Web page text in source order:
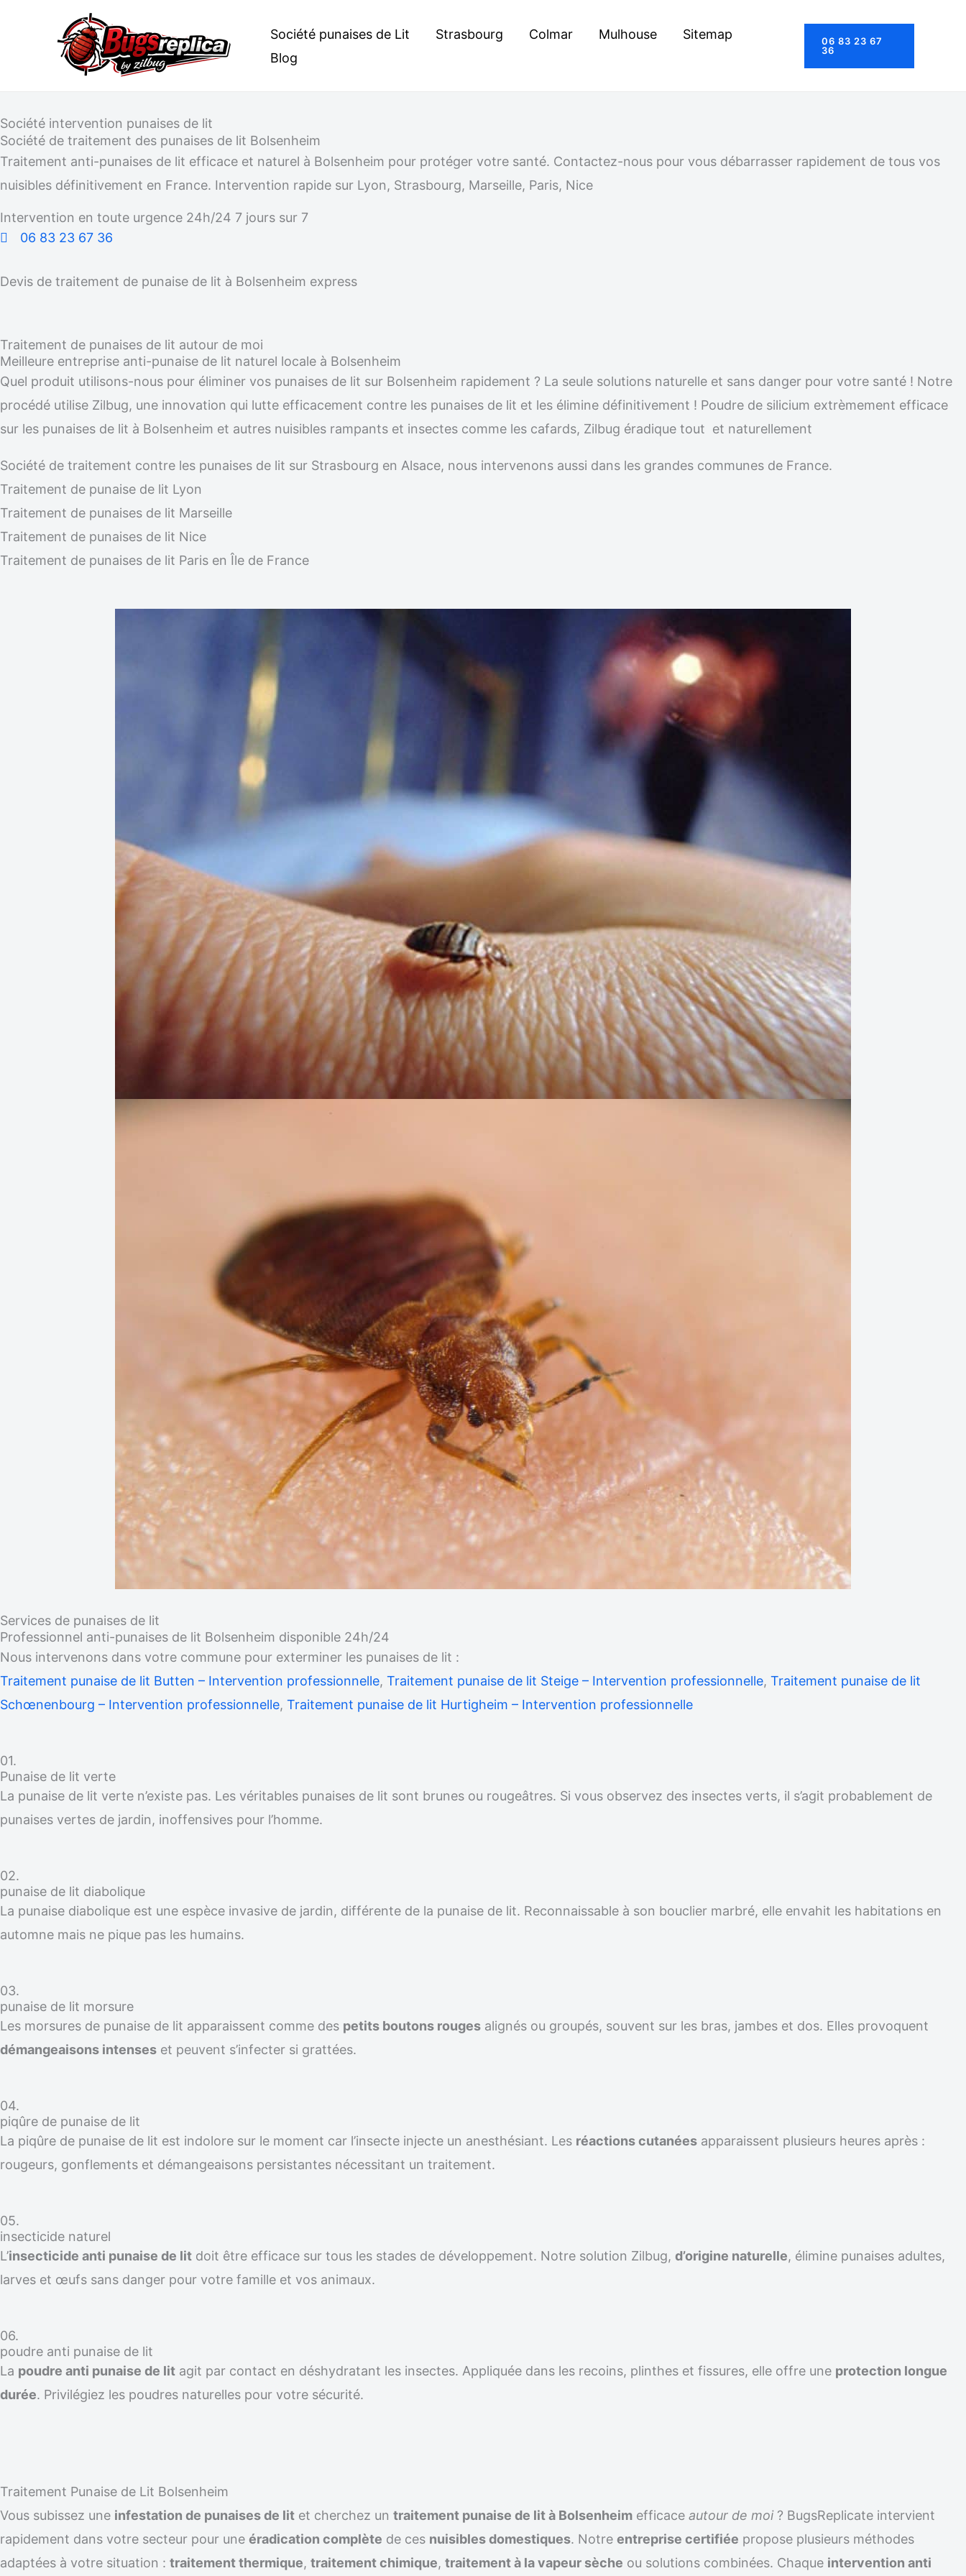
Société punaises de Lit Strasbourg Colmar Mulhouse
Sitemap
Blog
06 83 23 67
36
Société intervention punaises de lit
Société de traitement des punaises de lit Bolsenheim
Traitement anti-punaises de lit efficace et naturel à Bolsenheim pour protéger votre santé. Contactez-nous pour vous débarrasser rapidement de tous vos
nuisibles définitivement en France. Intervention rapide sur Lyon, Strasbourg, Marseille, Paris, Nice
Intervention en toute urgence 24h/24 7 jours sur 7
06 83 23 67 36
Devis de traitement de punaise de lit à Bolsenheim express
Traitement de punaises de lit autour de moi
Meilleure entreprise anti-punaise de lit naturel locale à Bolsenheim
Quel produit utilisons-nous pour éliminer vos punaises de lit sur Bolsenheim rapidement ? La seule solutions naturelle et sans danger pour votre santé ! Notre
procédé utilise Zilbug, une innovation qui lutte efficacement contre les punaises de lit et les élimine définitivement ! Poudre de silicium extrèmement efficace
sur les punaises de lit à Bolsenheim et autres nuisibles rampants et insectes comme les cafards, Zilbug éradique tout et naturellement
Société de traitement contre les punaises de lit sur Strasbourg en Alsace, nous intervenons aussi dans les grandes communes de France.
Traitement de punaise de lit Lyon
Traitement de punaises de lit Marseille
Traitement de punaises de lit Nice
Traitement de punaises de lit Paris en Île de France
Services de punaises de lit
Professionnel anti-punaises de lit Bolsenheim disponible 24h/24
Nous intervenons dans votre commune pour exterminer les punaises de lit :
Traitement punaise de lit Butten – Intervention professionnelle, Traitement punaise de lit Steige – Intervention professionnelle, Traitement punaise de lit
Schœnenbourg – Intervention professionnelle, Traitement punaise de lit Hurtigheim – Intervention professionnelle
01.
Punaise de lit verte
La punaise de lit verte n’existe pas. Les véritables punaises de lit sont brunes ou rougeâtres. Si vous observez des insectes verts, il s’agit probablement de
punaises vertes de jardin, inoffensives pour l’homme.
02.
punaise de lit diabolique
La punaise diabolique est une espèce invasive de jardin, différente de la punaise de lit. Reconnaissable à son bouclier marbré, elle envahit les habitations en
automne mais ne pique pas les humains.
03.
punaise de lit morsure
Les morsures de punaise de lit apparaissent comme des petits boutons rouges alignés ou groupés, souvent sur les bras, jambes et dos. Elles provoquent
démangeaisons intenses et peuvent s’infecter si grattées.
04.
piqûre de punaise de lit
La piqûre de punaise de lit est indolore sur le moment car l’insecte injecte un anesthésiant. Les réactions cutanées apparaissent plusieurs heures après :
rougeurs, gonflements et démangeaisons persistantes nécessitant un traitement.
05.
insecticide naturel
L’insecticide anti punaise de lit doit être efficace sur tous les stades de développement. Notre solution Zilbug, d’origine naturelle, élimine punaises adultes,
larves et œufs sans danger pour votre famille et vos animaux.
06.
poudre anti punaise de lit
La poudre anti punaise de lit agit par contact en déshydratant les insectes. Appliquée dans les recoins, plinthes et fissures, elle offre une protection longue
durée. Privilégiez les poudres naturelles pour votre sécurité.
Traitement Punaise de Lit Bolsenheim
Vous subissez une infestation de punaises de lit et cherchez un traitement punaise de lit à Bolsenheim efficace autour de moi? BugsReplicate intervient
rapidement dans votre secteur pour une éradication complète de ces nuisibles domestiques. Notre entreprise certifiée propose plusieurs méthodes
adaptées à votre situation : traitement thermique, traitement chimique, traitement à la vapeur sèche ou solutions combinées. Chaque intervention anti